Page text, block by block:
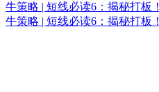
牛策略 | 短线必读6：揭秘打板！
牛策略 | 短线必读6：揭秘打板！